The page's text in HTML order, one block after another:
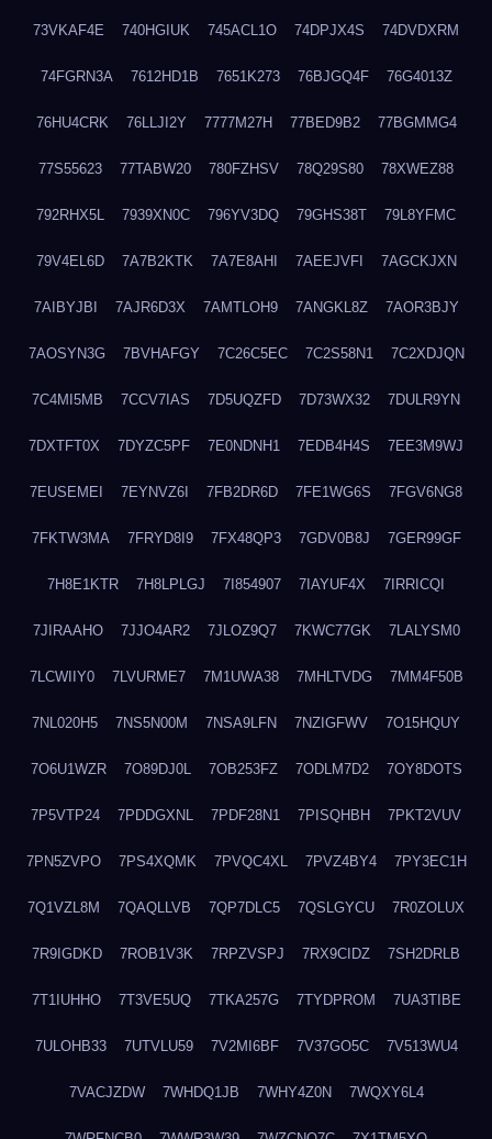
73VKAF4E 740HGIUK 745ACL1O 74DPJX4S 74DVDXRM
74FGRN3A 7612HD1B 7651K273 76BJGQ4F 76G4013Z
76HU4CRK 76LLJI2Y 7777M27H 77BED9B2 77BGMMG4
77S55623 77TABW20 780FZHSV 78Q29S80 78XWEZ88
792RHX5L 7939XN0C 796YV3DQ 79GHS38T 79L8YFMC
79V4EL6D 7A7B2KTK 7A7E8AHI 7AEEJVFI 7AGCKJXN
7AIBYJBI 7AJR6D3X 7AMTLOH9 7ANGKL8Z 7AOR3BJY
7AOSYN3G 7BVHAFGY 7C26C5EC 7C2S58N1 7C2XDJQN
7C4MI5MB 7CCV7IAS 7D5UQZFD 7D73WX32 7DULR9YN
7DXTFT0X 7DYZC5PF 7E0NDNH1 7EDB4H4S 7EE3M9WJ
7EUSEMEI 7EYNVZ6I 7FB2DR6D 7FE1WG6S 7FGV6NG8
7FKTW3MA 7FRYD8I9 7FX48QP3 7GDV0B8J 7GER99GF
7H8E1KTR 7H8LPLGJ 7I854907 7IAYUF4X 7IRRICQI
7JIRAAHO 7JJO4AR2 7JLOZ9Q7 7KWC77GK 7LALYSM0
7LCWIIY0 7LVURME7 7M1UWA38 7MHLTVDG 7MM4F50B
7NL020H5 7NS5N00M 7NSA9LFN 7NZIGFWV 7O15HQUY
7O6U1WZR 7O89DJ0L 7OB253FZ 7ODLM7D2 7OY8DOTS
7P5VTP24 7PDDGXNL 7PDF28N1 7PISQHBH 7PKT2VUV
7PN5ZVPO 7PS4XQMK 7PVQC4XL 7PVZ4BY4 7PY3EC1H
7Q1VZL8M 7QAQLLVB 7QP7DLC5 7QSLGYCU 7R0ZOLUX
7R9IGDKD 7ROB1V3K 7RPZVSPJ 7RX9CIDZ 7SH2DRLB
7T1IUHHO 7T3VE5UQ 7TKA257G 7TYDPROM 7UA3TIBE
7ULOHB33 7UTVLU59 7V2MI6BF 7V37GO5C 7V513WU4
7VACJZDW 7WHDQ1JB 7WHY4Z0N 7WQXY6L4